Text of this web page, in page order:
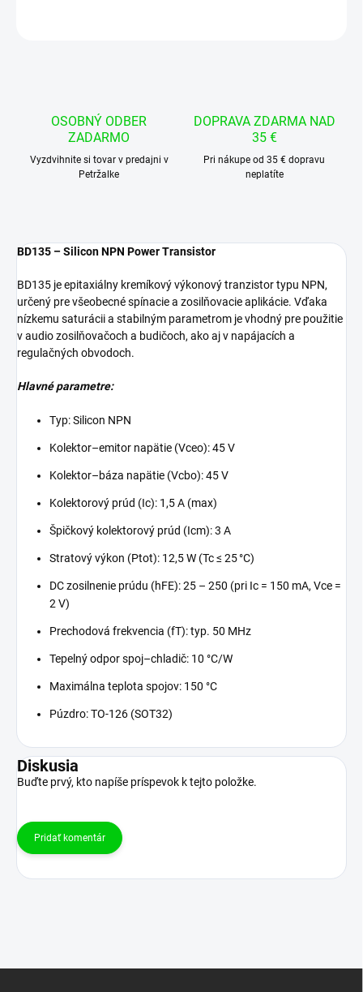
OSOBNÝ ODBER
ZADARMO
Vyzdvihnite si tovar v predajni v
Petržalke
DOPRAVA ZDARMA NAD
35 €
Pri nákupe od 35 € dopravu
neplatíte
BD135 – Silicon NPN Power Transistor
BD135 je epitaxiálny kremíkový výkonový tranzistor typu NPN,
určený pre všeobecné spínacie a zosilňovacie aplikácie. Vďaka
nízkemu saturácii a stabilným parametrom je vhodný pre použitie
v audio zosilňovačoch a budičoch, ako aj v napájacích a
regulačných obvodoch.
Hlavné parametre:
Typ: Silicon NPN
Kolektor–emitor napätie (Vceo): 45 V
Kolektor–báza napätie (Vcbo): 45 V
Kolektorový prúd (Ic): 1,5 A (max)
Špičkový kolektorový prúd (Icm): 3 A
Stratový výkon (Ptot): 12,5 W (Tc ≤ 25 °C)
DC zosilnenie prúdu (hFE): 25 – 250 (pri Ic = 150 mA, Vce =
2 V)
Prechodová frekvencia (fT): typ. 50 MHz
Tepelný odpor spoj–chladič: 10 °C/W
Maximálna teplota spojov: 150 °C
Púzdro: TO‑126 (SOT32)
Diskusia
Buďte prvý, kto napíše príspevok k tejto položke.
Pridať komentár